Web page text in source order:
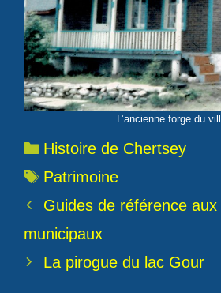
L’ancienne forge du
Catégories
Histoire de Chertsey
Étiquettes
Patrimoine
Guides de référence aux
municipaux
La pirogue du lac Gour